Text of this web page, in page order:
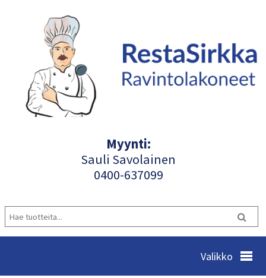
Myynti:
Sauli Savolainen
0400-637099
Valikko